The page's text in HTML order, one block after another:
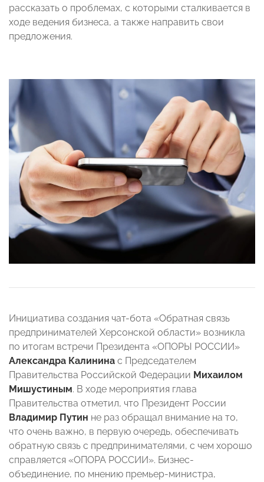
рассказать о проблемах, с которыми сталкивается в
ходе ведения бизнеса, а также направить свои
предложения.
Инициатива создания чат-бота «Обратная связь
предпринимателей Херсонской области» возникла
по итогам встречи Президента «ОПОРЫ РОССИИ»
Александра Калинина с Председателем
Правительства Российской Федерации Михаилом
Мишустиным. В ходе мероприятия глава
Правительства отметил, что Президент России
Владимир Путин не раз обращал внимание на то,
что очень важно, в первую очередь, обеспечивать
обратную связь с предпринимателями, с чем хорошо
справляется «ОПОРА РОССИИ». Бизнес-
объединение, по мнению премьер-министра,